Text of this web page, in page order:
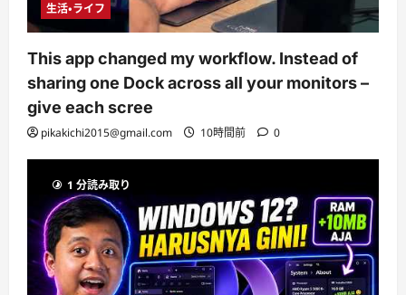
生活・ライフ
This app changed my workflow. Instead of
sharing one Dock across all your monitors –
give each scree
pikakichi2015@gmail.com 10時間前 0
1 分読み取り